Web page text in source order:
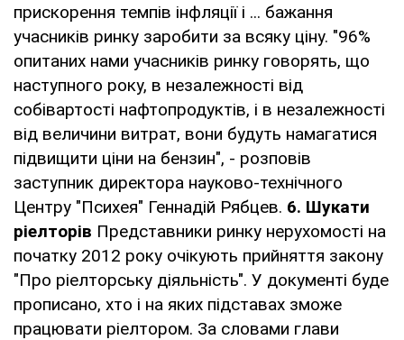
прискорення темпів інфляції і ... бажання
учасників ринку заробити за всяку ціну. "96%
опитаних нами учасників ринку говорять, що
наступного року, в незалежності від
собівартості нафтопродуктів, і в незалежності
від величини витрат, вони будуть намагатися
підвищити ціни на бензин", - розповів
заступник директора науково-технічного
Центру "Психея" Геннадій Рябцев. 6. Шукати
ріелторів Представники ринку нерухомості на
початку 2012 року очікують прийняття закону
"Про ріелторську діяльність". У документі буде
прописано, хто і на яких підставах зможе
працювати ріелтором. За словами глави